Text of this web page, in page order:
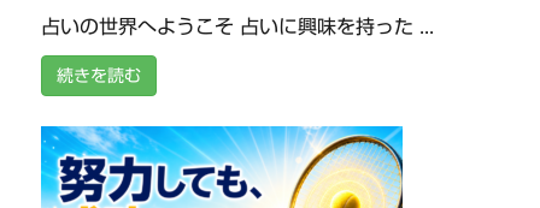
占いの世界へようこそ 占いに興味を持った ...
続きを読む